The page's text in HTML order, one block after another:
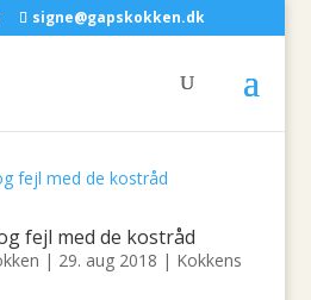
signe@gapskokken.dk
fejl med de kostråd
| 29. aug 2018 | Kokkens